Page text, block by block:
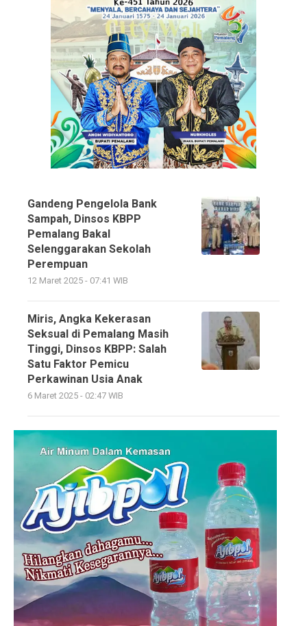
Gandeng Pengelola Bank
Sampah, Dinsos KBPP
Pemalang Bakal
Selenggarakan Sekolah
Perempuan
12 Maret 2025 - 07:41 WIB
Miris, Angka Kekerasan
Seksual di Pemalang Masih
Tinggi, Dinsos KBPP: Salah
Satu Faktor Pemicu
Perkawinan Usia Anak
6 Maret 2025 - 02:47 WIB